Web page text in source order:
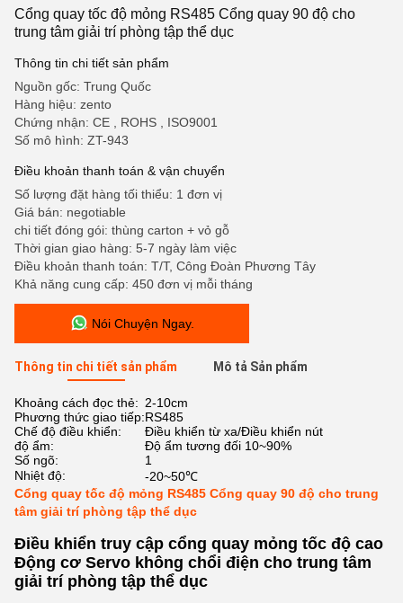
Cổng quay tốc độ mỏng RS485 Cổng quay 90 độ cho
trung tâm giải trí phòng tập thể dục
Thông tin chi tiết sản phẩm
Nguồn gốc: Trung Quốc
Hàng hiệu: zento
Chứng nhận: CE , ROHS , ISO9001
Số mô hình: ZT-943
Điều khoản thanh toán & vận chuyển
Số lượng đặt hàng tối thiểu: 1 đơn vị
Giá bán: negotiable
chi tiết đóng gói: thùng carton + vỏ gỗ
Thời gian giao hàng: 5-7 ngày làm việc
Điều khoản thanh toán: T/T, Công Đoàn Phương Tây
Khả năng cung cấp: 450 đơn vị mỗi tháng
Nói Chuyện Ngay.
Thông tin chi tiết sản phẩm Mô tả Sản phẩm
Khoảng cách đọc thẻ: 2-10cm
Phương thức giao tiếp:RS485
Chế độ điều khiển:
Điều khiển từ xa/Điều khiển nút
độ ẩm:
Độ ẩm tương đối 10~90%
Số ngõ:
1
Nhiệt độ:
-20~50℃
Cổng quay tốc độ mỏng RS485 Cổng quay 90 độ cho trung
tâm giải trí phòng tập thể dục
Điều khiển truy cập cổng quay mỏng tốc độ cao
Động cơ Servo không chổi điện cho trung tâm
giải trí phòng tập thể dục